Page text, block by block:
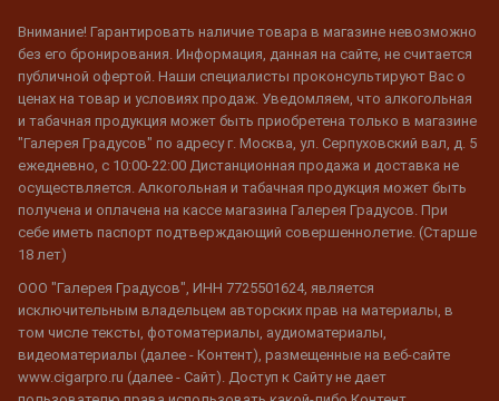
Внимание! Гарантировать наличие товара в магазине невозможно
без его бронирования. Информация, данная на сайте, не считается
публичной офертой. Наши специалисты проконсультируют Вас о
ценах на товар и условиях продаж. Уведомляем, что алкогольная
и табачная продукция может быть приобретена только в магазине
"Галерея Градусов" по адресу г. Москва, ул. Серпуховский вал, д. 5
ежедневно, с 10:00-22:00 Дистанционная продажа и доставка не
осуществляется. Алкогольная и табачная продукция может быть
получена и оплачена на кассе магазина Галерея Градусов. При
себе иметь паспорт подтверждающий совершеннолетие. (Старше
18 лет)
ООО "Галерея Градусов", ИНН 7725501624, является
исключительным владельцем авторских прав на материалы, в
том числе тексты, фотоматериалы, аудиоматериалы,
видеоматериалы (далее - Контент), размещенные на веб-сайте
www.cigarpro.ru (далее - Сайт). Доступ к Сайту не дает